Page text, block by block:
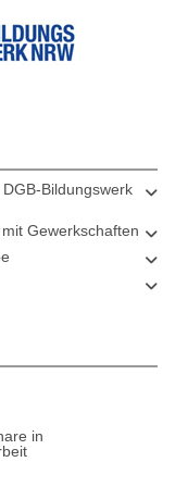
DGB-Bildungswerk
mit Gewerkschaften
in